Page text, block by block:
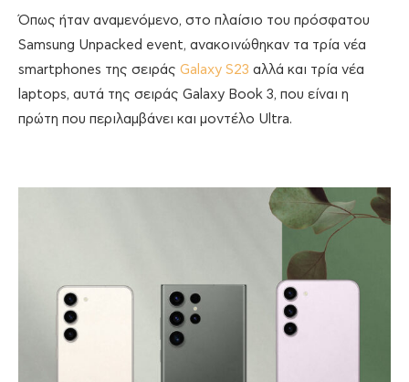
Όπως ήταν αναμενόμενο, στο πλαίσιο του πρόσφατου
Samsung Unpacked event, ανακοινώθηκαν τα τρία νέα
smartphones της σειράς Galaxy S23 αλλά και τρία νέα
laptops, αυτά της σειράς Galaxy Book 3, που είναι η
πρώτη που περιλαμβάνει και μοντέλο Ultra.